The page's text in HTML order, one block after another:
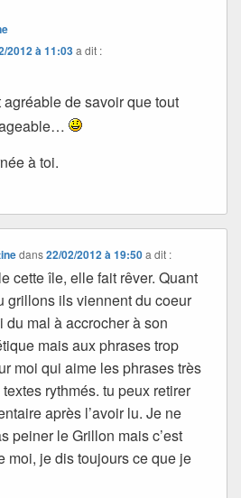
2012 à 11:03a dit :
agréable de savoir que tout
à toi.
dans22/02/2012 à 19:50 a dit :
cette île, elle fait rêver. Quant
grillons ils viennent du coeur
du mal à accrocher à son
mais aux phrases trop
moi qui aime les phrases très
rythmés. tu peux retirer
après l’avoir lu. Je ne
peiner le Grillon mais c’est
moi, je dis toujours ce que je